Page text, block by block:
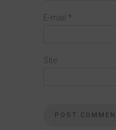
E-mail *
Site